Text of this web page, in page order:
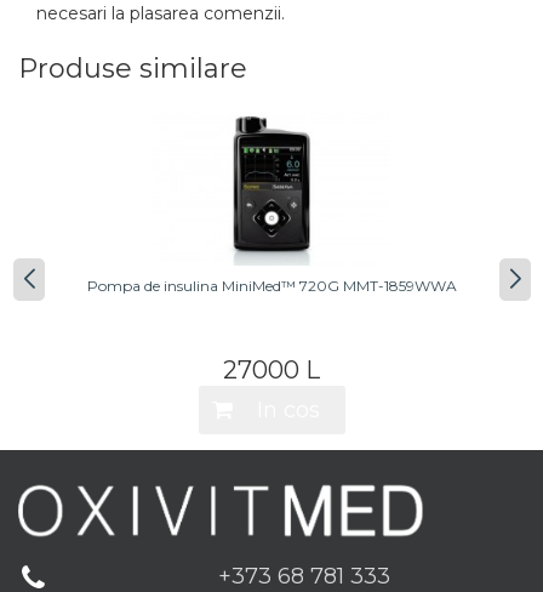
necesari la plasarea comenzii.
Produse similare
Pompa de insulina MiniMed™ 720G MMT-1859WWA
27000 L
+373 68 781 333